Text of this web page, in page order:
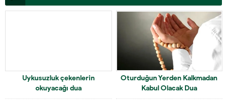
Uykusuzluk çekenlerin
okuyacağı dua
Oturduğun Yerden Kalkmadan
Kabul Olacak Dua